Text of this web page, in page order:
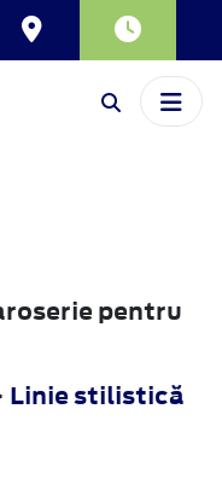
pentru
Linie stilistică